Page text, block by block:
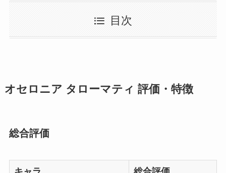
目次
オセロニア タローマティ 評価・特徴
総合評価